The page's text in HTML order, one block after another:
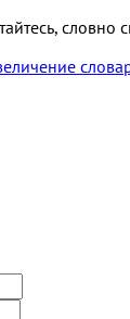
словно